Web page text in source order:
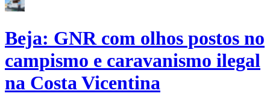
Beja: GNR com olhos postos no
campismo e caravanismo ilegal
na Costa Vicentina